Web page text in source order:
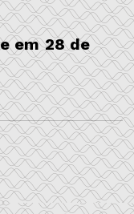
em 28 de